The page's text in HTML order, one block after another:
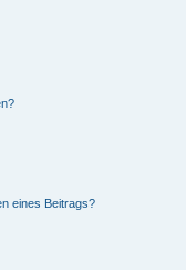
eines Beitrags?